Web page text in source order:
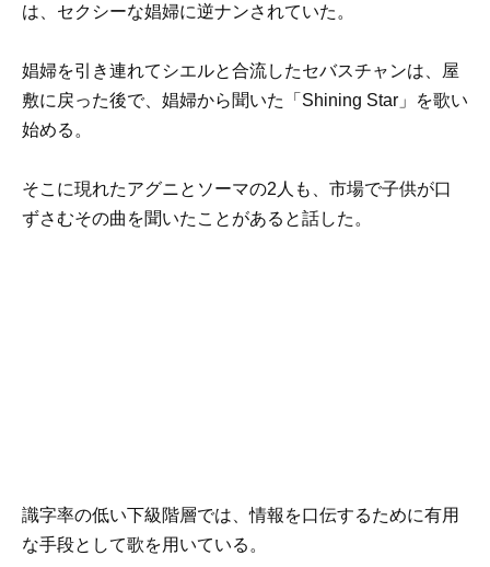
は、セクシーな娼婦に逆ナンされていた。
娼婦を引き連れてシエルと合流したセバスチャンは、屋
敷に戻った後で、娼婦から聞いた「Shining Star」を歌い
始める。
そこに現れたアグニとソーマの2人も、市場で子供が口
ずさむその曲を聞いたことがあると話した。
識字率の低い下級階層では、情報を口伝するために有用
な手段として歌を用いている。